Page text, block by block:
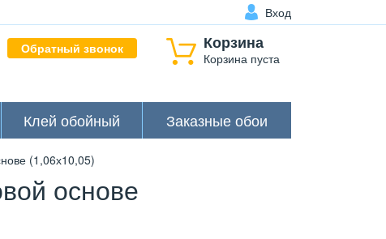
Вход
Корзина
Корзина пуста
Обратный звонок
Клей обойный Заказные обои
(1,06х10,05)
основе